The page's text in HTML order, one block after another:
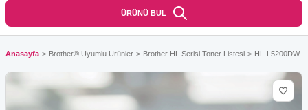
ÜRÜNÜ BUL
Anasayfa Brother® Uyumlu Ürünler Brother HL Serisi Toner Listesi HL-L5200DW